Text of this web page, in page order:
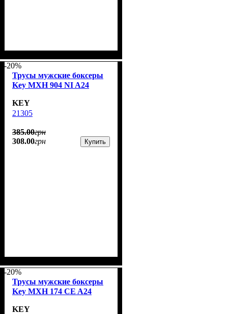
-20%
Трусы мужские боксеры
Key MXH 904 NI A24
KEY
21305
385.00грн
308.00грн Купить
-20%
Трусы мужские боксеры
Key MXH 174 CE A24
KEY